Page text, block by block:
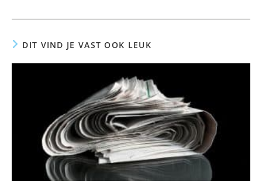
DIT VIND JE VAST OOK LEUK